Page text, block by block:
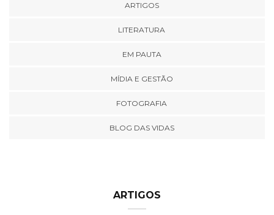
ARTIGOS
LITERATURA
EM PAUTA
MÍDIA E GESTÃO
FOTOGRAFIA
BLOG DAS VIDAS
ARTIGOS